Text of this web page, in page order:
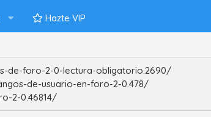
Hazte VIP
de-foro-2-0-lectura-obligatorio.2690/
de-usuario-en-foro-2-0.478/
2-0.46814/